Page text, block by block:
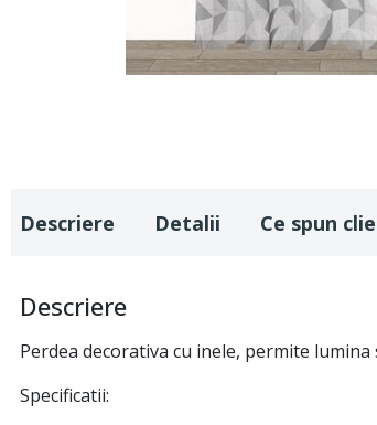
Descriere Detalii Ce spun
Descriere
Perdea decorativa cu inele, permite
Specificatii: